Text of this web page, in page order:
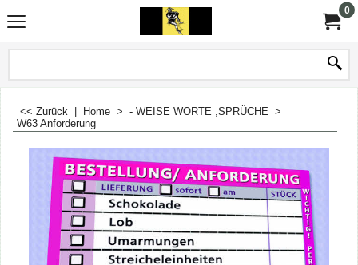
0
<< Zurück Home > - WEISE WORTE ,SPRÜCHE >
W63 Anforderung